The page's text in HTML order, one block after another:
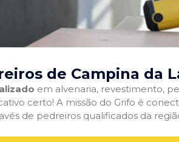
de Campina da
em alvenaria, revestimento,
certo! A missão do Grifo é
de pedreiros qualificados da